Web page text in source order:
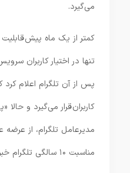
می‌گیرد.
کمتر از یک ماه پیش قابلیت
تنها در اختیار کاربران
پس از آن تلگرام اعلام کرد
کاربران قرار می‌گیرد و حالا
مدیرعامل تلگرام، از
مناسبت ۱۰ سالگی تلگرام خبر داده است.